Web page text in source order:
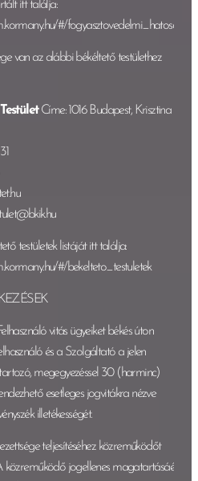
itt találja:
#/fogyasztovedelmi_hatosag
van az alábbi békéltető testülethez
Címe: 1016 Budapest, Krisztina
testületek listáját itt találja:
#/bekelteto_testuletek
vitás ügyeiket békés úton
és a Szolgáltató a jelen
megegyezéssel 30 (harminc)
esetleges jogvitákra nézve
illetékességét.
teljesítéséhez közreműködőt
közreműködő jogellenes magatartásáért